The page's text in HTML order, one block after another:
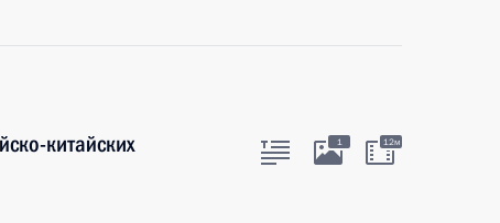
китайских
1 12м